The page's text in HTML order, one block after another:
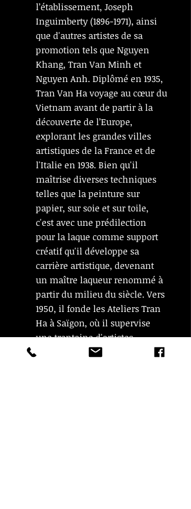
l’établissement, Joseph
Inguimberty (1896-1971), ainsi
que d'autres artistes de sa
promotion tels que Nguyen
Khang, Tran Van Minh et
Nguyen Anh. Diplômé en 1935,
Tran Van Ha voyage au cœur du
Vietnam avant de partir à la
découverte de l’Europe,
explorant les grandes villes
artistiques de la France et de
l'Italie en 1938. Bien qu'il
maîtrise diverses techniques
telles que la peinture sur
papier, sur soie et sur toile,
c'est avec une prédilection
pour la laque comme support
créatif qu'il développe sa
carrière artistique, devenant
un maître laqueur renommé à
partir du milieu du siècle. Vers
1950, il fonde les Ateliers Tran
Ha à Saïgon, où il supervise
une trentaine d'artistes
laqueurs, créant ainsi une